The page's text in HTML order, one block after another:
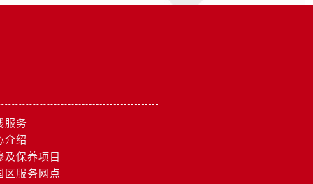
服务
介绍
及保养项目
区服务网点